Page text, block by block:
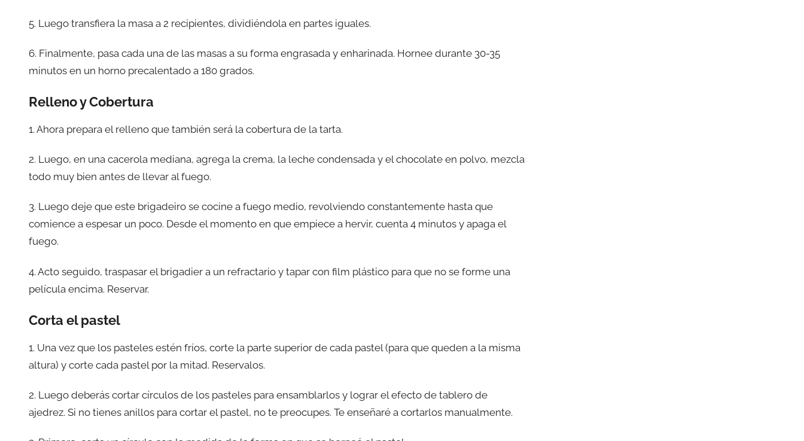
5. Luego transfiera la masa a 2 recipientes, dividiéndola en partes iguales.
6. Finalmente, pasa cada una de las masas a su forma engrasada y enharinada. Hornee durante 30-35
minutos en un horno precalentado a 180 grados.
Relleno y Cobertura
1. Ahora prepara el relleno que también será la cobertura de la tarta.
2. Luego, en una cacerola mediana, agrega la crema, la leche condensada y el chocolate en polvo, mezcla
todo muy bien antes de llevar al fuego.
3. Luego deje que este brigadeiro se cocine a fuego medio, revolviendo constantemente hasta que
comience a espesar un poco. Desde el momento en que empiece a hervir, cuenta 4 minutos y apaga el
fuego.
4. Acto seguido, traspasar el brigadier a un refractario y tapar con film plástico para que no se forme una
película encima. Reservar.
Corta el pastel
1. Una vez que los pasteles estén fríos, corte la parte superior de cada pastel (para que queden a la misma
altura) y corte cada pastel por la mitad. Reservalos.
2. Luego deberás cortar círculos de los pasteles para ensamblarlos y lograr el efecto de tablero de
ajedrez. Si no tienes anillos para cortar el pastel, no te preocupes. Te enseñaré a cortarlos manualmente.